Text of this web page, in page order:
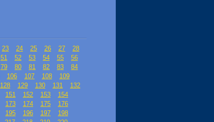
23 24 25 26 27
28
51 52 53 54 55
56
79 80 81 82 83
84
106 107 108
109
128 129 130 131
132
151 152 153
154
173 174 175
176
195 196 197
198